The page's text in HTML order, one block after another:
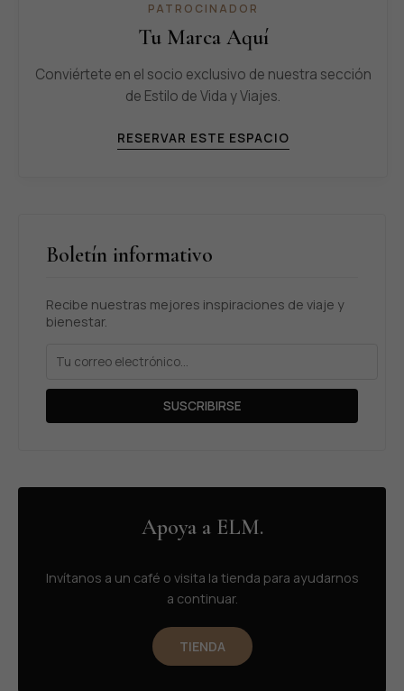
PATROCINADOR
Tu Marca Aquí
Conviértete en el socio exclusivo de nuestra sección
de Estilo de Vida y Viajes.
RESERVAR ESTE ESPACIO
Boletín informativo
Recibe nuestras mejores inspiraciones de viaje y
bienestar.
SUSCRIBIRSE
Apoya a ELM.
Invítanos a un café o visita la tienda para ayudarnos
a continuar.
TIENDA